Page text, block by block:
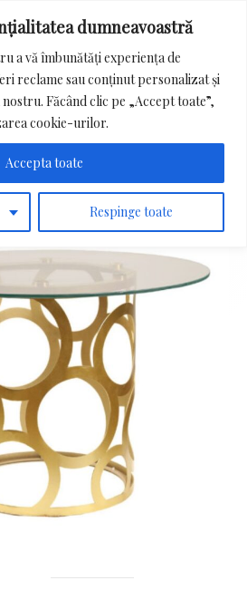
dumneavoastră
a vă îmbunătăți experiența de
reclame sau conținut personalizat și
Făcând clic pe „Accept toate”,
cookie-urilor.
Respinge toate
Accepta toate
Menu